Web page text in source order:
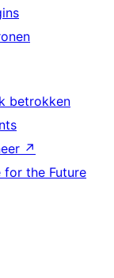
betrokken
↗
for the Future